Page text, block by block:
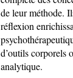
de leur méthode.
réflexion
d’outils corporels
analytique.